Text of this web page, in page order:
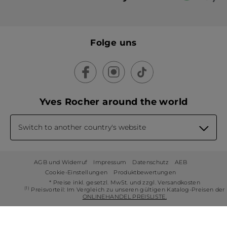
Folge uns
Yves Rocher around the world
Switch to another country's website
AGB und Widerruf Impressum Datenschutz
AEB
Cookie-Einstellungen
Produktbewertungen
* Preise inkl. gesetzl. MwSt. und zzgl. Versandkosten
(1) Preisvorteil: Im Vergleich zu unseren gültigen Katalog-Preisen der
ONLINEHANDEL PREISLISTE.